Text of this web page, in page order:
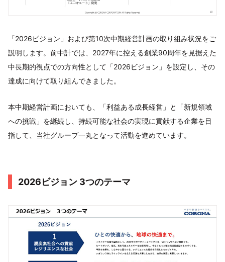
「2026ビジョン」および第10次中期経営計画の取り組み状況をご
説明します。前中計では、2027年に控える創業90周年を見据えた
中長期的視点での方向性として「2026ビジョン」を設定し、その
達成に向けて取り組んできました。
本中期経営計画においても、「利益ある成長経営」と「新規領域
への挑戦」を継続し、持続可能な社会の実現に貢献する企業を目
指して、当社グループ一丸となって活動を進めています。
2026ビジョン 3つのテーマ